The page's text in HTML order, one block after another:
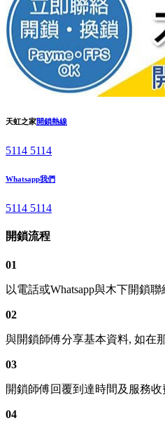
天虹之家開鎖熱線
5114 5114
Whatsapp我們
5114 5114
開鎖流程
01
以電話或Whatsapp與木下開鎖聯
02
與開鎖師傅分享基本資料, 如在
03
開鎖師傅回覆到達時間及服務收
04